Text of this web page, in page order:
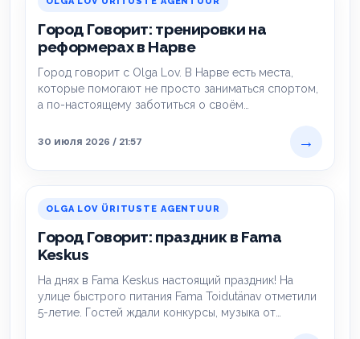
Город Говорит: тренировки на
реформерах в Нарве
Город говорит с Olga Lov. В Нарве есть места,
которые помогают не просто заниматься спортом,
а по-настоящему заботиться о своём…
30 июля 2026 / 21:57 →
OLGA LOV ÜRITUSTE AGENTUUR
Город Говорит: праздник в Fama
Keskus
На днях в Fama Keskus настоящий праздник! На
улице быстрого питания Fama Toidutänav отметили
5-летие. Гостей ждали конкурсы, музыка от…